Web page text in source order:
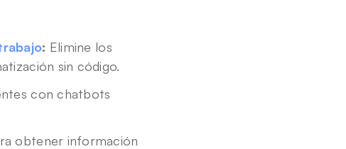
: Elimine los
sin código.
con chatbots
obtener información